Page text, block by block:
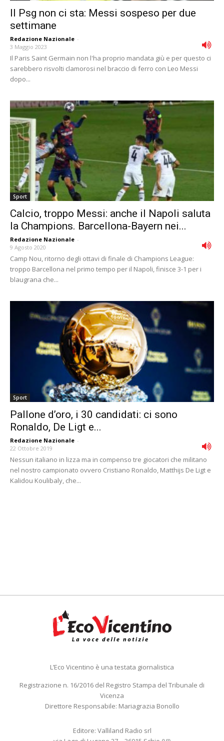
Il Psg non ci sta: Messi sospeso per due
settimane
Redazione Nazionale -
3 Maggio 2023
Il Paris Saint Germain non l'ha proprio mandata giù e per questo ci
sarebbero risvolti clamorosi nel braccio di ferro con Leo Messi
dopo...
Sport
Calcio, troppo Messi: anche il Napoli saluta
la Champions. Barcellona-Bayern nei...
Redazione Nazionale -
9 Agosto 2020
Camp Nou, ritorno degli ottavi di finale di Champions League:
troppo Barcellona nel primo tempo per il Napoli, finisce 3-1 per i
blaugrana che...
Sport
Pallone d’oro, i 30 candidati: ci sono
Ronaldo, De Ligt e...
Redazione Nazionale -
22 Ottobre 2019
Nessun italiano in lizza ma in compenso tre giocatori che militano
nel nostro campionato ovvero Cristiano Ronaldo, Matthijs De Ligt e
Kalidou Koulibaly, che...
L’Eco Vicentino è una testata giornalistica
Registrazione n. 16/2016 del Registro Stampa del Tribunale di
Vicenza
Direttore Responsabile: Mariagrazia Bonollo
Editore: Valliland Radio srl